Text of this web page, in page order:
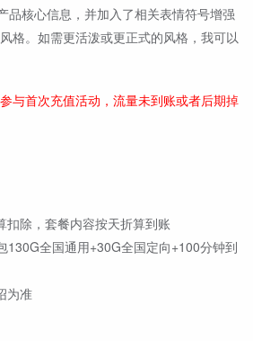
品核心信息，并加入了相关表情符号增强
格。如需更活泼或更正式的风格，我可以
与首次充值活动，流量未到账或者后期掉
扣除，套餐内容按天折算到账
130G全国通用+30G全国定向+100分钟到
为准